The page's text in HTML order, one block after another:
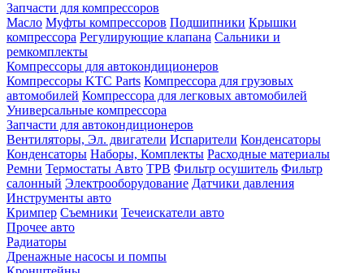
Запчасти для компрессоров
Масло Муфты компрессоров Подшипники Крышки
компрессора Регулирующие клапана Сальники и
ремкомплекты
Компрессоры для автокондиционеров
Компрессоры KTC Parts Компрессора для грузовых
автомобилей Компрессора для легковых автомобилей
Универсальные компрессора
Запчасти для автокондиционеров
Вентиляторы, Эл. двигатели Испарители Конденсаторы
Конденсаторы Наборы, Комплекты Расходные материалы
Ремни Термостаты Авто ТРВ Фильтр осушитель Фильтр
салонный Электрооборудование Датчики давления
Инструменты авто
Кримпер Съемники Течеискатели авто
Прочее авто
Радиаторы
Дренажные насосы и помпы